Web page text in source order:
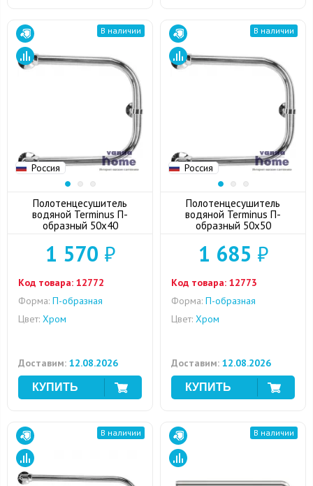
Россия
В наличии
Полотенцесушитель
водяной Terminus П-
образный 50x40
1 570 ₽
Код товара: 12772
Форма: П-образная
Цвет: Хром
Доставим: 12.08.2026
Россия
В наличии
Полотенцесушитель
водяной Terminus П-
образный 50x50
1 685 ₽
Код товара: 12773
Форма: П-образная
Цвет: Хром
Доставим: 12.08.2026
В наличии В наличии